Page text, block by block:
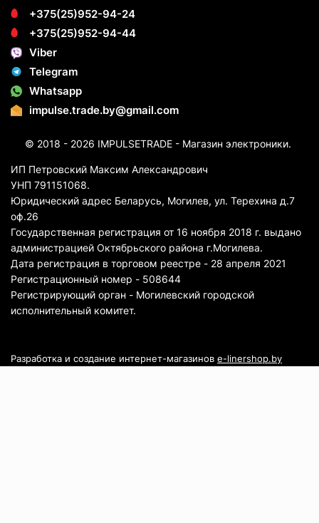
+375(25)952-94-24
+375(25)952-94-44
Viber
Telegram
Whatsapp
impulse.trade.by@gmail.com
© 2018 - 2026 IMPULSETRADE - Магазин электроники.
ИП Петровский Максим Александрович
УНП 791151068.
Юридический адрес Беларусь, Могилев, ул. Терехина д.7
оф.26
Государственная регистрация от 16 ноября 2018 г. выдано
администрацией Октябрьского района г.Могилева.
Дата регистрация в торговом реестре - 28 апреля 2021
Регистрационный номер - 508644
Регистрирующий орган - Могилевский городской
исполнительный комитет.
Разработка и создание интернет-магазинов e-linershop.by